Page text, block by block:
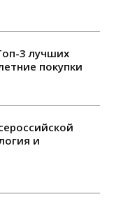
3 лучших
покупки
и